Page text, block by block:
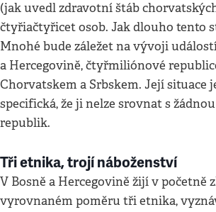
(jak uvedl zdravotní štáb
čtyřiačtyřicet osob. Jak dlouho tento
Mnohé bude záležet na vývoji
a Hercegovině, čtyřmiliónové
Chorvatskem a Srbskem. Její situace
specifická, že ji nelze srovnat s
republik.
Tři etnika, trojí náboženství
V Bosně a Hercegovině žijí v početně
vyrovnaném poměru tři etnika,